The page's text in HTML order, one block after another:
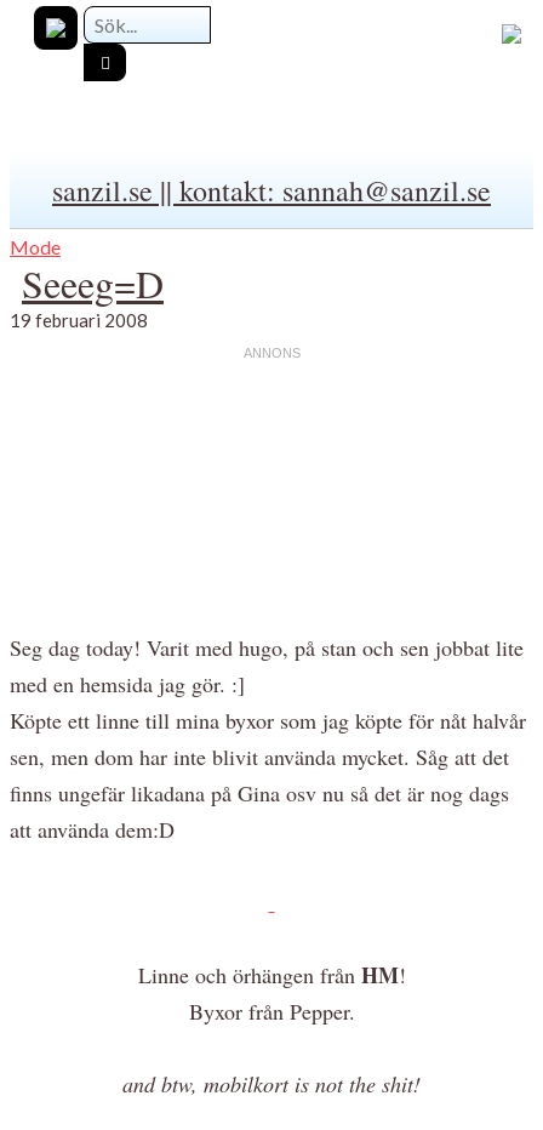
sanzil.se || kontakt: sannah@sanzil.se
Mode
Seeeg=D
19 februari 2008
Seg dag today! Varit med hugo, på stan och sen jobbat lite
med en hemsida jag gör. :]
Köpte ett linne till mina byxor som jag köpte för nåt halvår
sen, men dom har inte blivit använda mycket. Såg att det
finns ungefär likadana på Gina osv nu så det är nog dags
att använda dem:D
Linne och örhängen från HM!
Byxor från Pepper.
and btw, mobilkort is not the shit!